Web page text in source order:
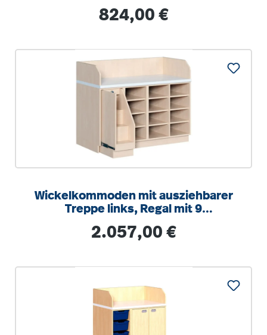
Regulärer Preis:
824,00 €
Wickelkommoden mit ausziehbarer
Treppe links, Regal mit 9
Regulärer Preis:
2.057,00 €